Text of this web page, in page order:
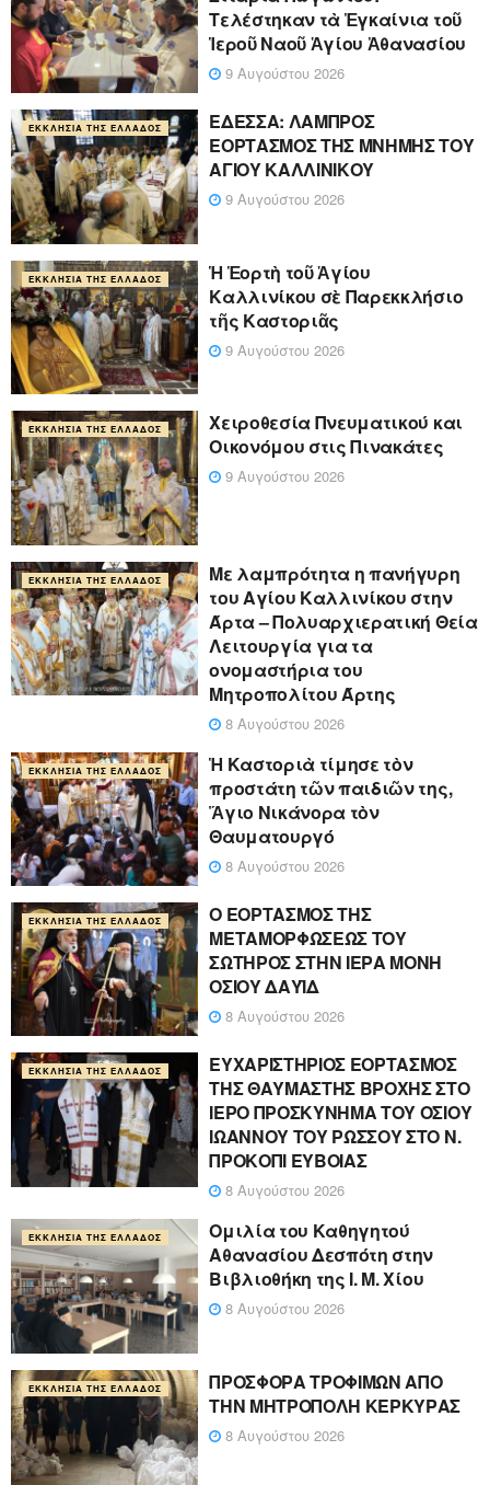
Τελέστηκαν τὰ Ἐγκαίνια τοῦ
Ἱεροῦ Ναοῦ Ἁγίου Ἀθανασίου
9 Αυγούστου 2026
ΕΚΚΛΗΣΊΑ ΤΗΣ ΕΛΛΆΔΟΣ
ΕΔΕΣΣΑ: ΛΑΜΠΡΟΣ
ΕΟΡΤΑΣΜΟΣ ΤΗΣ ΜΝΗΜΗΣ ΤΟΥ
ΑΓΙΟΥ ΚΑΛΛΙΝΙΚΟΥ
9 Αυγούστου 2026
ΕΚΚΛΗΣΊΑ ΤΗΣ ΕΛΛΆΔΟΣ
Ἡ Ἑορτὴ τοῦ Ἁγίου
Καλλινίκου σὲ Παρεκκλήσιο
τῆς Καστοριᾶς
9 Αυγούστου 2026
ΕΚΚΛΗΣΊΑ ΤΗΣ ΕΛΛΆΔΟΣ
Χειροθεσία Πνευματικού και
Οικονόμου στις Πινακάτες
9 Αυγούστου 2026
ΕΚΚΛΗΣΊΑ ΤΗΣ ΕΛΛΆΔΟΣ
Με λαμπρότητα η πανήγυρη
του Αγίου Καλλινίκου στην
Άρτα – Πολυαρχιερατική Θεία
Λειτουργία για τα
ονομαστήρια του
Μητροπολίτου Άρτης
8 Αυγούστου 2026
ΕΚΚΛΗΣΊΑ ΤΗΣ ΕΛΛΆΔΟΣ
Ἡ Καστοριὰ τίμησε τὸν
προστάτη τῶν παιδιῶν της,
Ἅγιο Νικάνορα τὸν
Θαυματουργό
8 Αυγούστου 2026
ΕΚΚΛΗΣΊΑ ΤΗΣ ΕΛΛΆΔΟΣ
Ο ΕΟΡΤΑΣΜΟΣ ΤΗΣ
ΜΕΤΑΜΟΡΦΩΣΕΩΣ ΤΟΥ
ΣΩΤΗΡΟΣ ΣΤΗΝ ΙΕΡΑ ΜΟΝΗ
ΟΣΙΟΥ ΔΑΥΪΔ
8 Αυγούστου 2026
ΕΚΚΛΗΣΊΑ ΤΗΣ ΕΛΛΆΔΟΣ
ΕΥΧΑΡΙΣΤΗΡΙΟΣ ΕΟΡΤΑΣΜΟΣ
ΤΗΣ ΘΑΥΜΑΣΤΗΣ ΒΡΟΧΗΣ ΣΤΟ
ΙΕΡΟ ΠΡΟΣΚΥΝΗΜΑ ΤΟΥ ΟΣΙΟΥ
ΙΩΑΝΝΟΥ ΤΟΥ ΡΩΣΣΟΥ ΣΤΟ Ν.
ΠΡΟΚΟΠΙ ΕΥΒΟΙΑΣ
8 Αυγούστου 2026
ΕΚΚΛΗΣΊΑ ΤΗΣ ΕΛΛΆΔΟΣ
Ομιλία του Καθηγητού
Αθανασίου Δεσπότη στην
Βιβλιοθήκη της Ι. Μ. Χίου
8 Αυγούστου 2026
ΕΚΚΛΗΣΊΑ ΤΗΣ ΕΛΛΆΔΟΣ
ΠΡΟΣΦΟΡΑ ΤΡΟΦΙΜΩΝ ΑΠΟ
ΤΗΝ ΜΗΤΡΟΠΟΛΗ ΚΕΡΚΥΡΑΣ
8 Αυγούστου 2026